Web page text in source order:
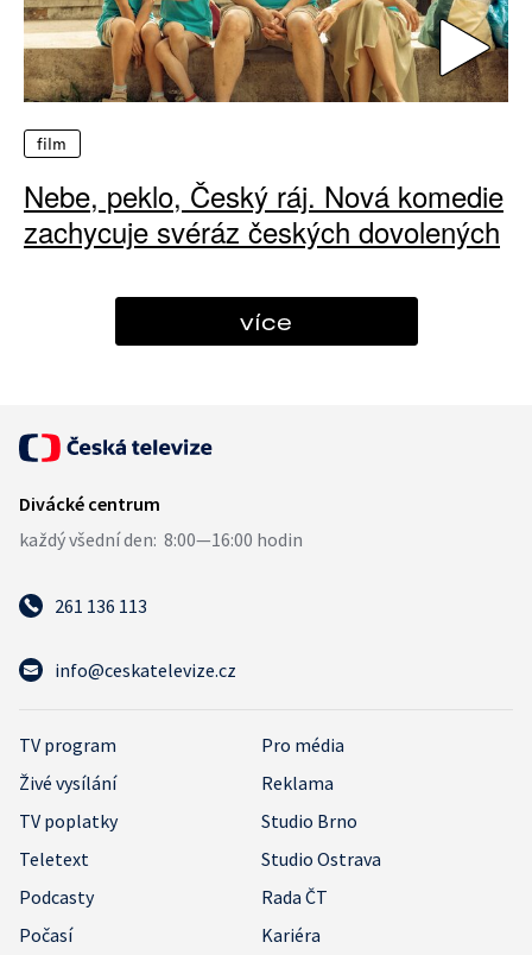
film
Nebe, peklo, Český ráj. Nová komedie
zachycuje svéráz českých dovolených
více
261 136 113
info@ceskatelevize.cz
TV program
Pro média
Živé vysílání
Reklama
TV poplatky
Studio Brno
Teletext
Studio Ostrava
Podcasty
Rada ČT
Počasí
Kariéra